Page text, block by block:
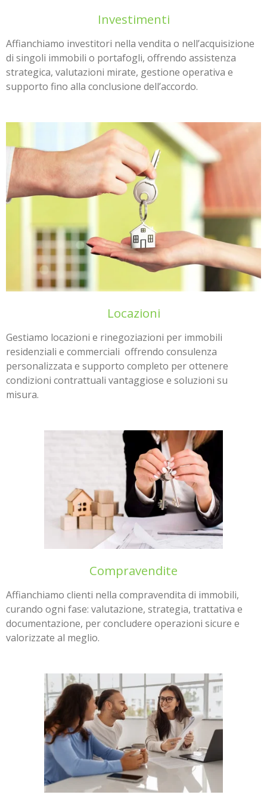
Investimenti
Affianchiamo investitori nella vendita o nell’acquisizione
di singoli immobili o portafogli, offrendo assistenza
strategica, valutazioni mirate, gestione operativa e
supporto fino alla conclusione dell’accordo.
Locazioni
Gestiamo locazioni e rinegoziazioni per immobili
residenziali e commerciali offrendo consulenza
personalizzata e supporto completo per ottenere
condizioni contrattuali vantaggiose e soluzioni su
misura.
Compravendite
Affianchiamo clienti nella compravendita di immobili,
curando ogni fase: valutazione, strategia, trattativa e
documentazione, per concludere operazioni sicure e
valorizzate al meglio.